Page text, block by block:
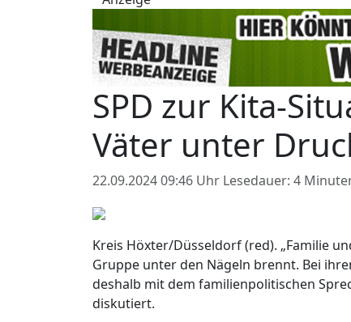
SPD zur Kita-
Väter unter
22.09.2024 09:46 Uhr Lesedauer: 4
Kreis Höxter/Düsseldorf (red). „Familie
Gruppe unter den Nägeln brennt. Bei
deshalb mit dem familienpolitischen
diskutiert.